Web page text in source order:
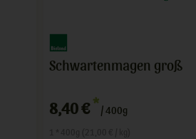
Schwartenmagen groß
8,40 € */ 400g